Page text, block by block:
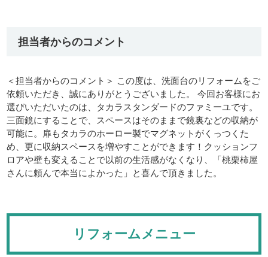
担当者からのコメント
＜担当者からのコメント＞ この度は、洗面台のリフォームをご
依頼いただき、誠にありがとうございました。 今回お客様にお
選びいただいたのは、タカラスタンダードのファミーユです。
三面鏡にすることで、スペースはそのままで鏡裏などの収納が
可能に。扉もタカラのホーロー製でマグネットがくっつくた
め、更に収納スペースを増やすことができます！クッションフ
ロアや壁も変えることで以前の生活感がなくなり、「桃栗柿屋
さんに頼んで本当によかった」と喜んで頂きました。
リフォームメニュー